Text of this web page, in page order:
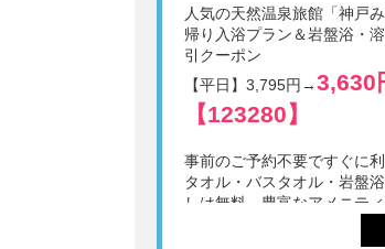
屋外プール利用とプールサ
クチケット付き。
【利用期間】2026年7月3日
※1画面あたり4名様までご利用い
※日帰りでの施設利用は12歳以上
※表示料金に別途入湯税(75円/人)
※刺青・タトゥーをされている
いたします。
※メンテナンスやイベントなどに
人気の天然温泉旅館「神戸
帰り入浴プラン＆岩盤浴・
引クーポン
【平日】3,795円→3,630
【123280】
事前のご予約不要ですぐに利
タオル・バスタオル・岩盤
しは無料。豊富なアメニテ
ウォーター1本と選べる1ド